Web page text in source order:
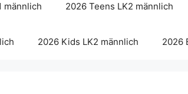
männlich 2026 Teens LK2 männlich
2026 Kids LK2 männlich 2026